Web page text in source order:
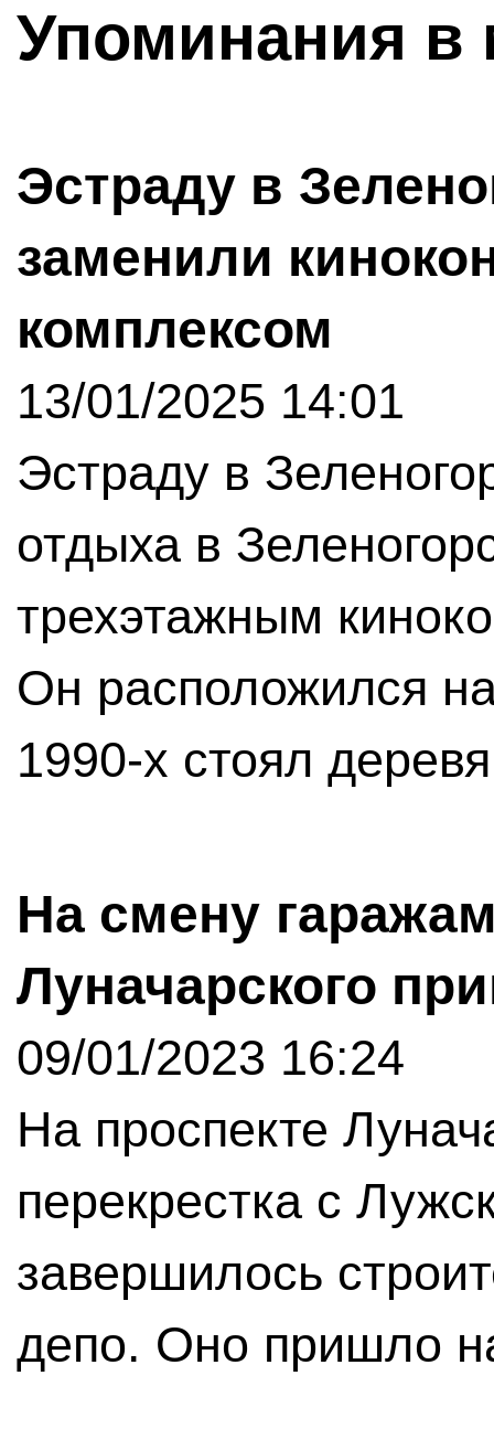
Упоминания в
Эстраду в
заменили
комплексом
13/01/2025 14:01
Эстраду в
отдыха в
трехэтажным
Он расположился
1990-х стоял
На смену
Луначарского
09/01/2023 16:24
На проспекте
перекрестка с
завершилось
депо. Оно пришло